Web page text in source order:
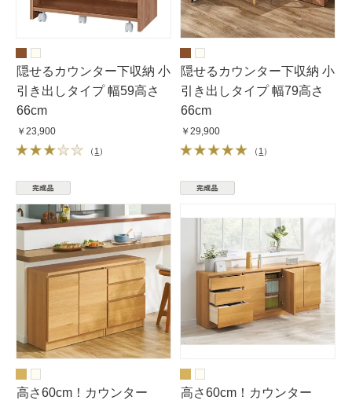
隠せるカウンター下収納 小
引き出しタイプ 幅59高さ
66cm
￥23,900
（1）
隠せるカウンター下収納 小
引き出しタイプ 幅79高さ
66cm
￥29,900
（1）
高さ60cm！カウンター
高さ60cm！カウンター